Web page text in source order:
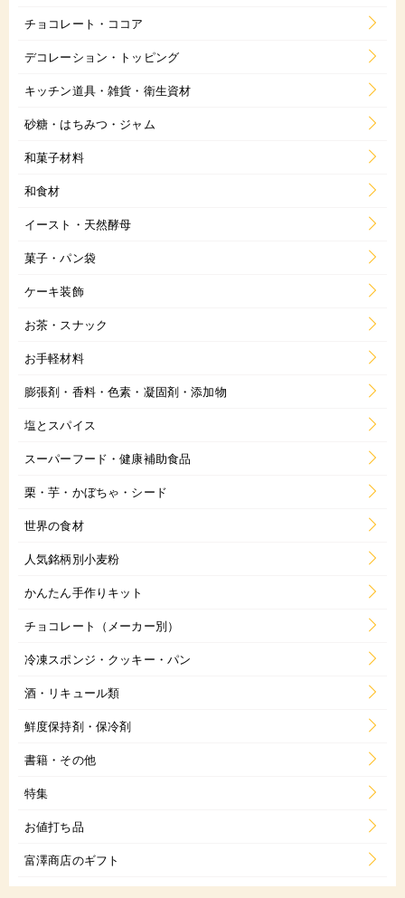
チョコレート・ココア
デコレーション・トッピング
キッチン道具・雑貨・衛生資材
砂糖・はちみつ・ジャム
和菓子材料
和食材
イースト・天然酵母
菓子・パン袋
ケーキ装飾
お茶・スナック
お手軽材料
膨張剤・香料・色素・凝固剤・添加物
塩とスパイス
スーパーフード・健康補助食品
栗・芋・かぼちゃ・シード
世界の食材
人気銘柄別小麦粉
かんたん手作りキット
チョコレート（メーカー別）
冷凍スポンジ・クッキー・パン
酒・リキュール類
鮮度保持剤・保冷剤
書籍・その他
特集
お値打ち品
富澤商店のギフト